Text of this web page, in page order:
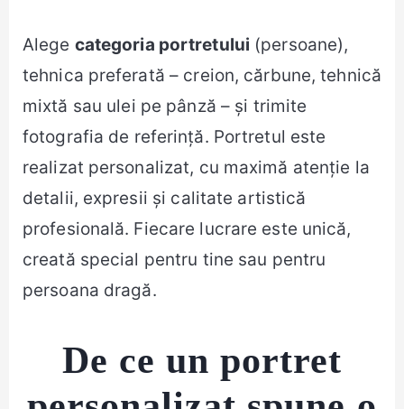
Alege categoria portretului (persoane),
tehnica preferată – creion, cărbune, tehnică
mixtă sau ulei pe pânză – și trimite
fotografia de referință. Portretul este
realizat personalizat, cu maximă atenție la
detalii, expresii și calitate artistică
profesională. Fiecare lucrare este unică,
creată special pentru tine sau pentru
persoana dragă.
De ce un portret